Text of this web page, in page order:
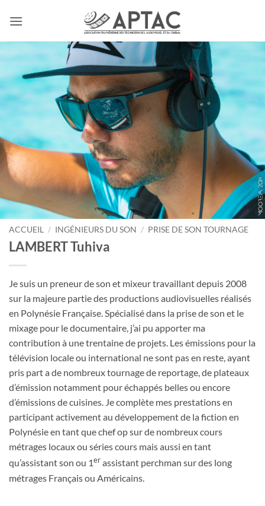
ACCUEIL / INGÉNIEURS DU SON / PRISE DE SON TOURNAGE
LAMBERT Tuhiva
Je suis un preneur de son et mixeur travaillant depuis 2008
sur la majeure partie des productions audiovisuelles réalisés
en Polynésie Française. Spécialisé dans la prise de son et le
mixage pour le documentaire, j’ai pu apporter ma
contribution à une trentaine de projets. Les émissions pour la
télévision locale ou international ne sont pas en reste, ayant
pris part a de nombreux tournage de reportage, de plateaux
d’émission notamment pour échappés belles ou encore
d’émissions de cuisines. Je complète mes prestations en
participant activement au développement de la fiction en
Polynésie en tant que chef op sur de nombreux cours
métrages locaux ou séries cours mais aussi en tant
qu’assistant son ou 1erassistant perchman sur des long
métrages Français ou Américains.